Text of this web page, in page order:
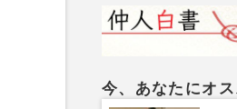
今、あなたにオス